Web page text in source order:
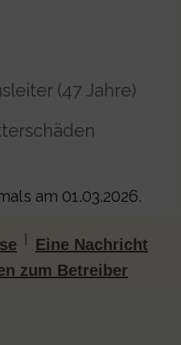
(47 Jahre)
am 01.03.2026.
| Eine Nachricht
zum Betreiber